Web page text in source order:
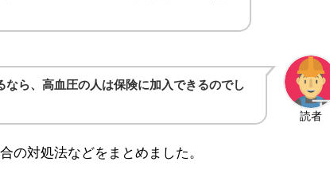
読者
ら、高血圧の人は保険に加入できるのでし
の対処法などをまとめました。